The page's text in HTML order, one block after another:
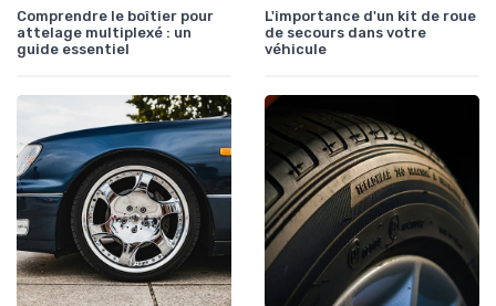
Comprendre le boîtier pour
attelage multiplexé : un
guide essentiel
L'importance d'un kit de roue
de secours dans votre
véhicule